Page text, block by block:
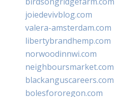
joiedevivblog.com
valera-amsterdam.com
libertybrandhemp.com
norwoodinnwi.com
neighboursmarket.com
blackanguscareers.com
bolesfororegon.com